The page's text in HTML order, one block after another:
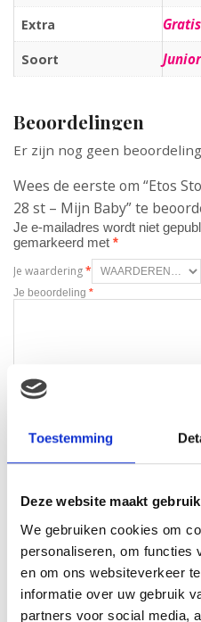
Toestemming
Deze website maakt
We gebruiken cookies om
personaliseren, om functies
en om ons websiteverkeer
informatie over uw gebruik
partners voor social media,
Extra
Soort Junior
Beoordelingen
Er zijn nog geen
Wees de eerste om “Etos
28 st – Mijn Baby” te
Je e-mailadres wordt niet
gemarkeerd met *
Je waardering*
Je beoordeling *
Naam*
E-mail*
Gerelateerde